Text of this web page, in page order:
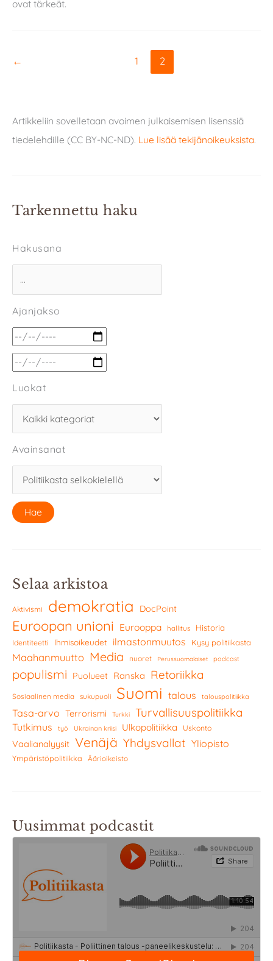
ovat tärkeät.
← 1 2
Artikkeliin sovelletaan avoimen julkaisemisen lisenssiä
tiedelehdille (CC BY-NC-ND). Lue lisää tekijänoikeuksista.
Tarkennettu haku
Hakusana
Ajanjakso
Luokat
Avainsanat
Selaa arkistoa
Aktivismi demokratia DocPoint
Euroopan unioni Eurooppa hallitus Historia
Identiteetti Ihmisoikeudet ilmastonmuutos Kysy politiikasta
Maahanmuutto Media nuoret Perussuomalaiset podcast
populismi Puolueet Ranska Retoriikka
Sosiaalinen media sukupuoli Suomi talous talouspolitiikka
Tasa-arvo Terrorismi Turkki Turvallisuuspolitiikka
Tutkimus työ Ukrainan kriisi Ulkopolitiikka Uskonto
Vaalianalyysit Venäjä Yhdysvallat Yliopisto
Ympäristöpolitiikka Äärioikeisto
Uusimmat podcastit